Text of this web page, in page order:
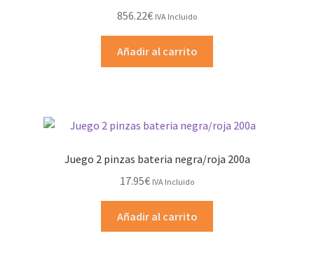
856.22€ IVA Incluido
Añadir al carrito
Juego 2 pinzas bateria negra/roja 200a
17.95€ IVA Incluido
Añadir al carrito